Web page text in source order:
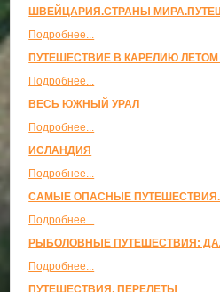
ШВЕЙЦАРИЯ.СТРАНЫ
Подробнее...
ПУТЕШЕСТВИЕ В КАРЕЛИЮ ЛЕТОМ
Подробнее...
ВЕСЬ ЮЖНЫЙ УРАЛ
Подробнее...
ИСЛАНДИЯ
Подробнее...
САМЫЕ ОПАСНЫЕ ПУТЕШЕСТВИЯ.
Подробнее...
РЫБОЛОВНЫЕ ПУТЕШЕСТВИЯ:
Подробнее...
ПУТЕШЕСТВИЯ, ПЕРЕЛЕТЫ